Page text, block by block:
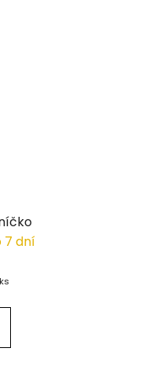
7 dní